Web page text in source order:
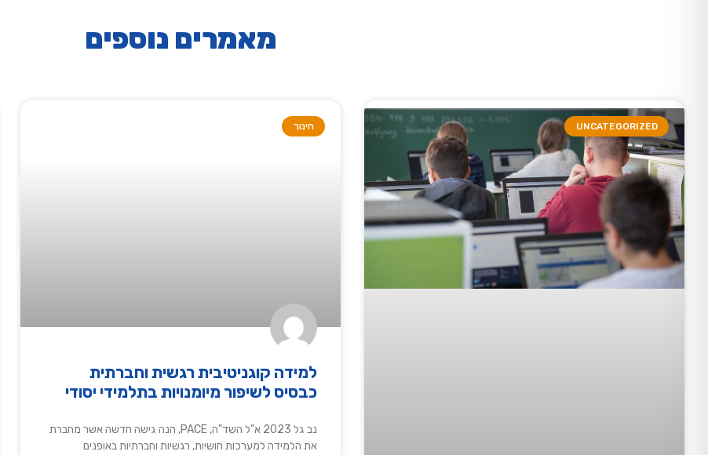
מאמרים נוספים
UNCATEGORIZED חינוך
למידה קוגניטיבית רגשית וחברתית
כבסיס לשיפור מיומנויות בתלמידי יסודי
נב גל 2023 א"ל השד"ה, PACE, הנה גישה חדשה אשר מחברת
את הלמידה למערכות חושיות, רגשיות וחברתיות באופנים